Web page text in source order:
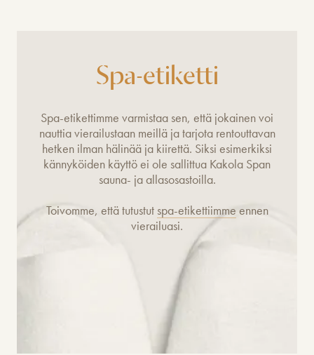
Spa-etiketti
Spa-etikettimme varmistaa sen, että jokainen voi
nauttia vierailustaan meillä ja tarjota rentouttavan
hetken ilman hälinää ja kiirettä. Siksi esimerkiksi
kännyköiden käyttö ei ole sallittua Kakola Span
sauna- ja allasosastoilla.
Toivomme, että tutustut spa-etikettiimme ennen
vierailuasi.